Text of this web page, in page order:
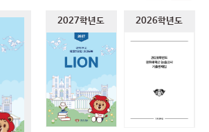
2027학년도 2026학년도